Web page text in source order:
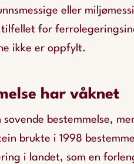
eller
for
ikke er oppfylt.
har våknet
bestemmelse,
brukte i 1998
i landet, som en